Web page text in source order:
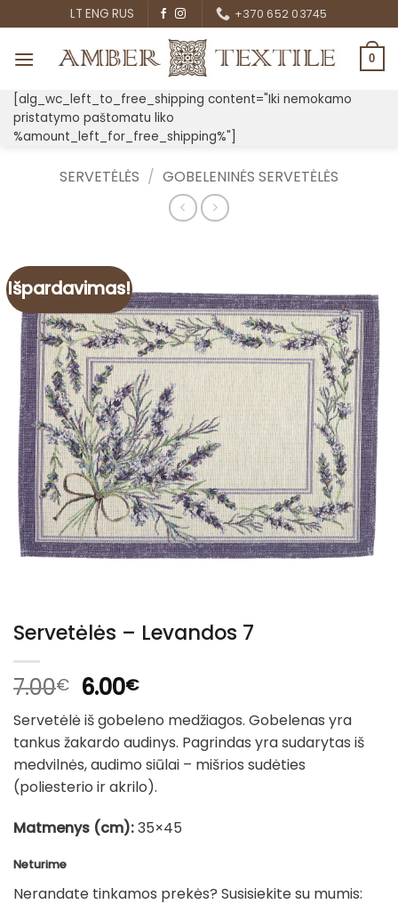
to
content
LT ENG RUS +370 652 03745
0
[alg_wc_left_to_free_shipping content="Iki nemokamo
pristatymo paštomatu liko
%amount_left_for_free_shipping%"]
SERVETĖLĖS / GOBELENINĖS SERVETĖLĖS
Išpardavimas!
Servetėlės – Levandos 7
7.00€ Original
price
was:
7.00€.
6.00€Current
is:
6.00€.
Servetėlė iš gobeleno medžiagos. Gobelenas yra
tankus žakardo audinys. Pagrindas yra sudarytas iš
medvilnės, audimo siūlai – mišrios sudėties
(poliesterio ir akrilo).
Matmenys (cm):35×45
Neturime
Nerandate tinkamos prekės? Susisiekite su mumis: